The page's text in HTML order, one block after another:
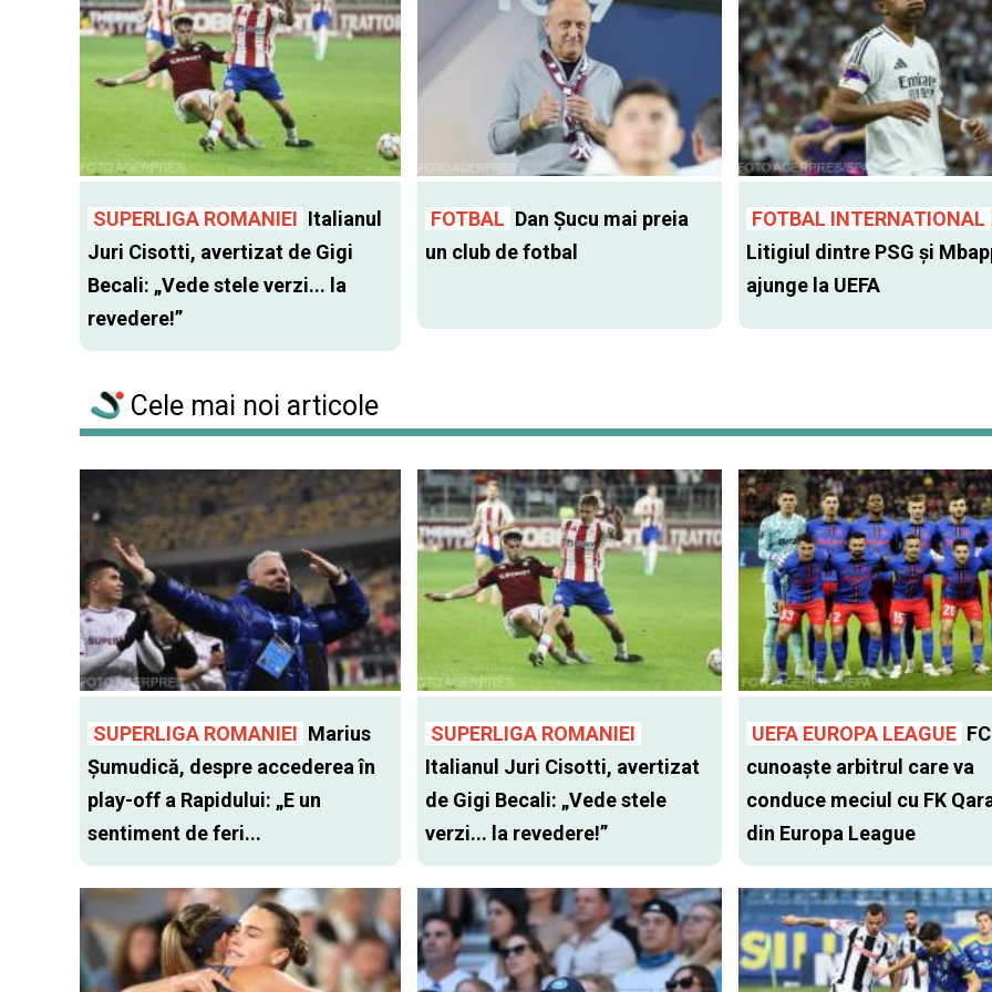
SUPERLIGA ROMANIEI Italianul
Juri Cisotti, avertizat de Gigi
Becali: „Vede stele verzi... la
revedere!”
FOTBAL Dan Şucu mai preia
un club de fotbal
FOTBAL INTERNATIONAL
Litigiul dintre PSG şi
ajunge la UEFA
Cele mai noi articole
SUPERLIGA ROMANIEI Marius
Șumudică, despre accederea în
play-off a Rapidului: „E un
sentiment de feri...
SUPERLIGA ROMANIEI
Italianul Juri Cisotti, avertizat
de Gigi Becali: „Vede stele
verzi... la revedere!”
UEFA EUROPA LEAGUE
cunoaște arbitrul care va
conduce meciul cu FK
din Europa League